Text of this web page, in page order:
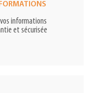
informations
et sécurisée